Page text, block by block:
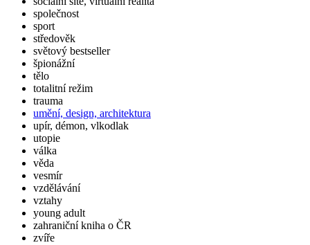
společnost
sport
středověk
světový bestseller
špionážní
tělo
totalitní režim
trauma
umění, design, architektura
upír, démon, vlkodlak
utopie
válka
věda
vesmír
vzdělávání
vztahy
young adult
zahraniční kniha o ČR
zvíře